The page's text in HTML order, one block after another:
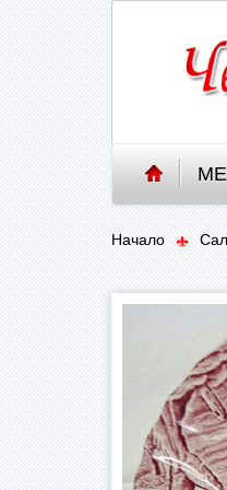
Начало